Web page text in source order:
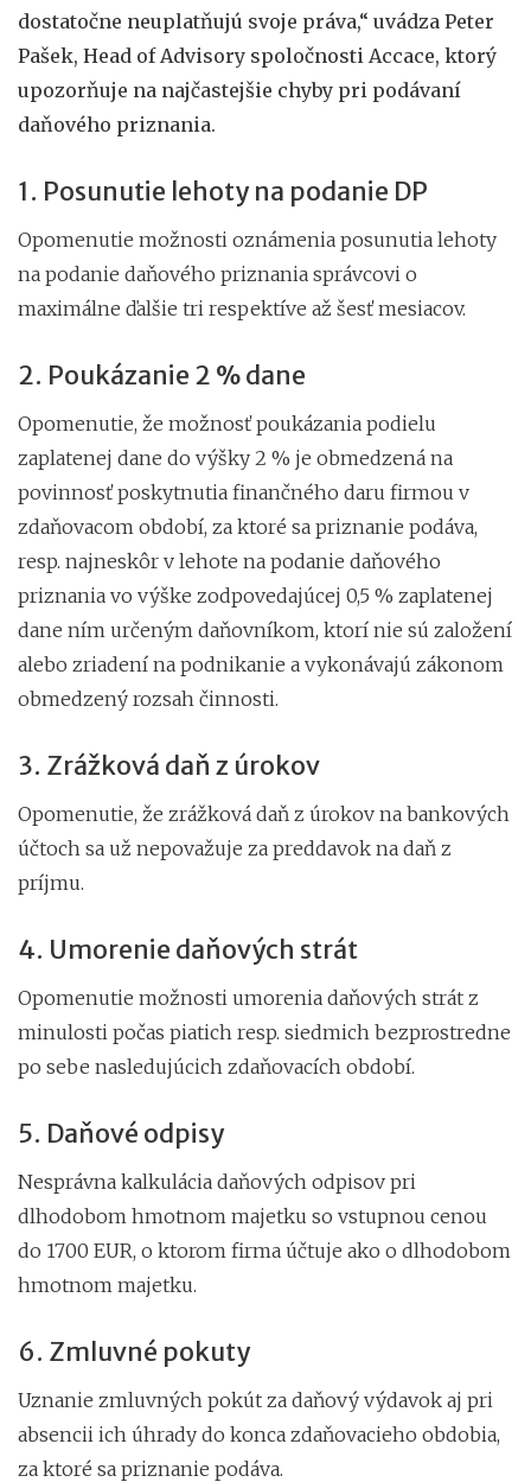
dostatočne neuplatňujú svoje práva,“ uvádza Peter
Pašek, Head of Advisory spoločnosti Accace, ktorý
upozorňuje na najčastejšie chyby pri podávaní
daňového priznania.
1. Posunutie lehoty na podanie DP
Opomenutie možnosti oznámenia posunutia lehoty
na podanie daňového priznania správcovi o
maximálne ďalšie tri respektíve až šesť mesiacov.
2. Poukázanie 2 % dane
Opomenutie, že možnosť poukázania podielu
zaplatenej dane do výšky 2 % je obmedzená na
povinnosť poskytnutia finančného daru firmou v
zdaňovacom období, za ktoré sa priznanie podáva,
resp. najneskôr v lehote na podanie daňového
priznania vo výške zodpovedajúcej 0,5 % zaplatenej
dane ním určeným daňovníkom, ktorí nie sú založení
alebo zriadení na podnikanie a vykonávajú zákonom
obmedzený rozsah činnosti.
3. Zrážková daň z úrokov
Opomenutie, že zrážková daň z úrokov na bankových
účtoch sa už nepovažuje za preddavok na daň z
príjmu.
4. Umorenie daňových strát
Opomenutie možnosti umorenia daňových strát z
minulosti počas piatich resp. siedmich bezprostredne
po sebe nasledujúcich zdaňovacích období.
5. Daňové odpisy
Nesprávna kalkulácia daňových odpisov pri
dlhodobom hmotnom majetku so vstupnou cenou
do 1700 EUR, o ktorom firma účtuje ako o dlhodobom
hmotnom majetku.
6. Zmluvné pokuty
Uznanie zmluvných pokút za daňový výdavok aj pri
absencii ich úhrady do konca zdaňovacieho obdobia,
za ktoré sa priznanie podáva.